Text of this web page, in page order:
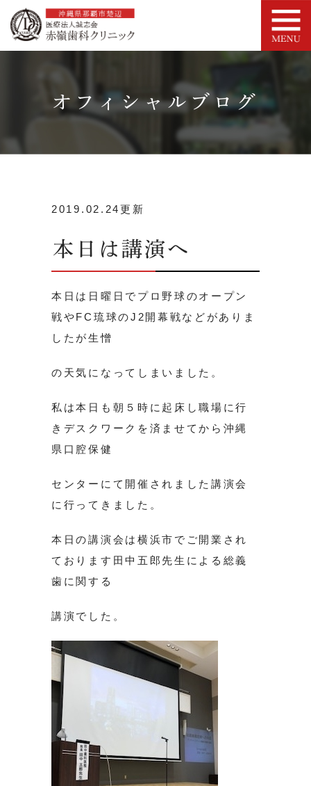
オフィシャルブログ
2019.02.24更新
本日は講演へ
本日は日曜日でプロ野球のオープン
戦やFC琉球のJ2開幕戦などがありま
したが生憎
の天気になってしまいました。
私は本日も朝５時に起床し職場に行
きデスクワークを済ませてから沖縄
県口腔保健
センターにて開催されました講演会
に行ってきました。
本日の講演会は横浜市でご開業され
ております田中五郎先生による総義
歯に関する
講演でした。